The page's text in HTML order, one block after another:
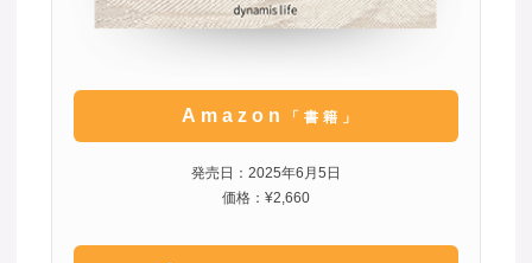
Amazon 「書籍」
発売日：2025年6月5日
価格：¥2,660